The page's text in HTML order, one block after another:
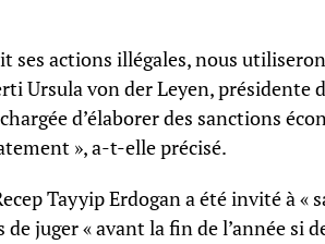
ses actions illégales, nous
Ursula von der Leyen, présidente
d’élaborer des sanctions
», a-t-elle précisé.
Tayyip Erdogan a été invité à «
de juger « avant la fin de l’année